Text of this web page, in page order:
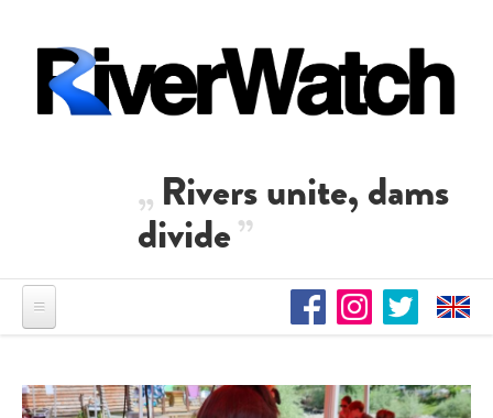
Rivers unite, dams
divide